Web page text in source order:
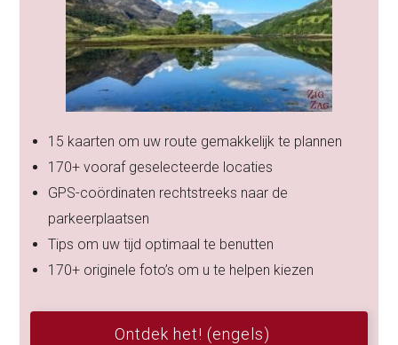
15 kaarten om uw route gemakkelijk te plannen
170+ vooraf geselecteerde locaties
GPS-coördinaten rechtstreeks naar de
parkeerplaatsen
Tips om uw tijd optimaal te benutten
170+ originele foto’s om u te helpen kiezen
Ontdek het! (engels)